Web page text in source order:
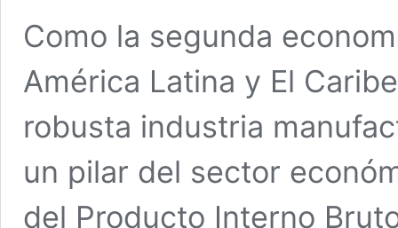
Como la segunda
América Latina y El
robusta industria
un pilar del sector
del Producto Interno